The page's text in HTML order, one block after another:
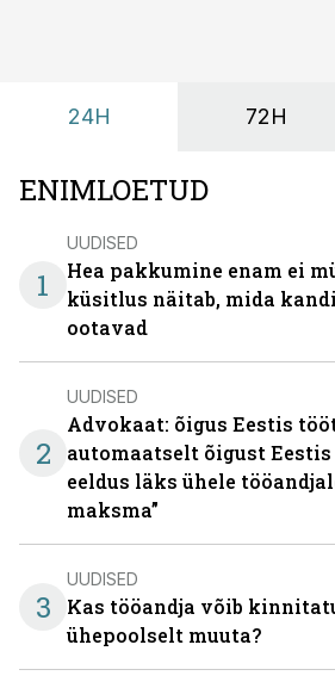
24H 72H
ENIMLOETUD
1
UUDISED
Hea pakkumine enam ei
küsitlus näitab, mida
ootavad
2
UUDISED
Advokaat: õigus Eestis
automaatselt õigust Eestis
eeldus läks ühele
maksma”
3
UUDISED
Kas tööandja võib
ühepoolselt muuta?